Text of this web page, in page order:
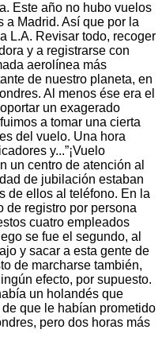
Este año no hubo vuelos
a Madrid. Así que por la
L.A. Revisar todo, recoger
y a registrarse con
aerolínea más
de nuestro planeta, en
Al menos ése era el
un exagerado
a tomar una cierta
del vuelo. Una hora
y...”¡Vuelo
un centro de atención al
de jubilación estaban
de ellos al teléfono. En la
de registro por persona
cuatro empleados
se fue el segundo, al
y sacar a esta gente de
de marcharse también,
efecto, por supuesto.
un holandés que
que le habían prometido
pero dos horas más